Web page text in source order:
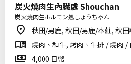
炭火燒肉生內臟處 Shouchan
炭火焼肉生ホルモン処しょうちゃん
秋田/男鹿, 秋田/男鹿/本莊, 秋田
燒肉、和牛, 烤肉、牛排 / 燒肉 /
4,000 日幣